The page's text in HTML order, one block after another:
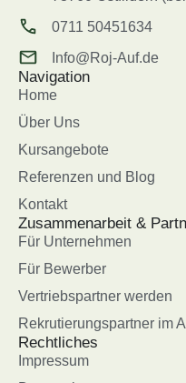
0711 50451634
Info@Roj-Auf.de
Navigation
Home
Über Uns
Kursangebote
Referenzen und Blog
Kontakt
Zusammenarbeit &
Für Unternehmen
Für Bewerber
Vertriebspartner werden
Rekrutierungspartner im
Rechtliches
Impressum